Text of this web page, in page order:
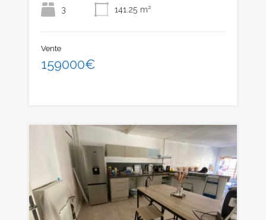
3 141.25 m²
Vente
159000€